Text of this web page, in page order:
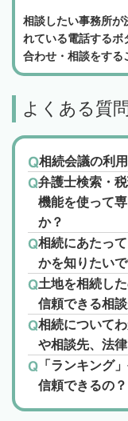
相談したい事務所が
れている電話するボ
合わせ・相談をする
よくある質問
相続会議の利
弁護士検索・
機能を使って
か？
相続にあたっ
かを知りたいで
土地を相続し
信頼できる相
相続について
や相談先、法
「ランキング
信頼できるの？